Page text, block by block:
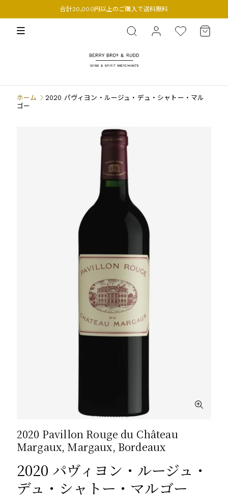
合計20,000円以上のご購入で送料無料
BERRY BROS. & RUDD
ホーム
2020 パヴィヨン・ルージュ・デュ・シャトー・マル
ゴー
2020 Pavillon Rouge du Château
Margaux, Margaux, Bordeaux
2020 パヴィヨン・ルージュ・
デュ・シャトー・マルゴー